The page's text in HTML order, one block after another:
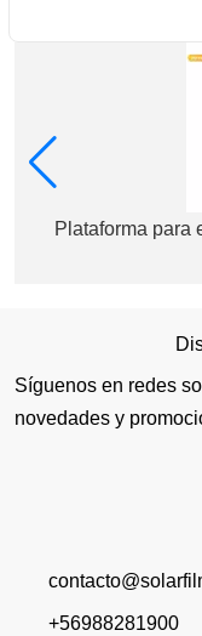
Plataforma para
Síguenos en redes
novedades y
+56988281900